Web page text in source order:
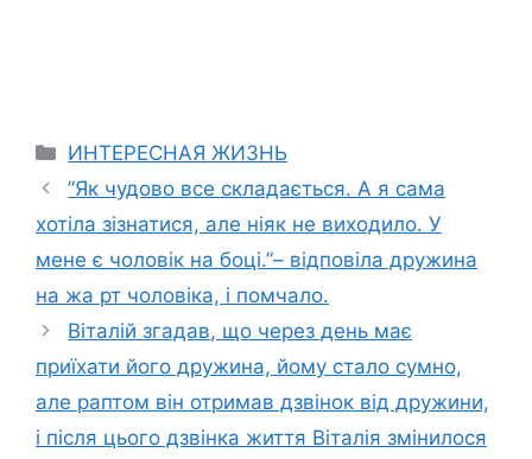
Categories
ИНТЕРЕСНАЯ ЖИЗНЬ
”Як чудово все складається. А я сама
хотіла зізнатися, але ніяк не виходило. У
мене є чоловік на боці.”– відповіла дружина
на жа рт чоловіка, і помчало.
Віталій згадав, що через день має
приїхати його дружина, йому стало сумно,
але раптом він отримав дзвінок від дружини,
і після цього дзвінка життя Віталія змінилося